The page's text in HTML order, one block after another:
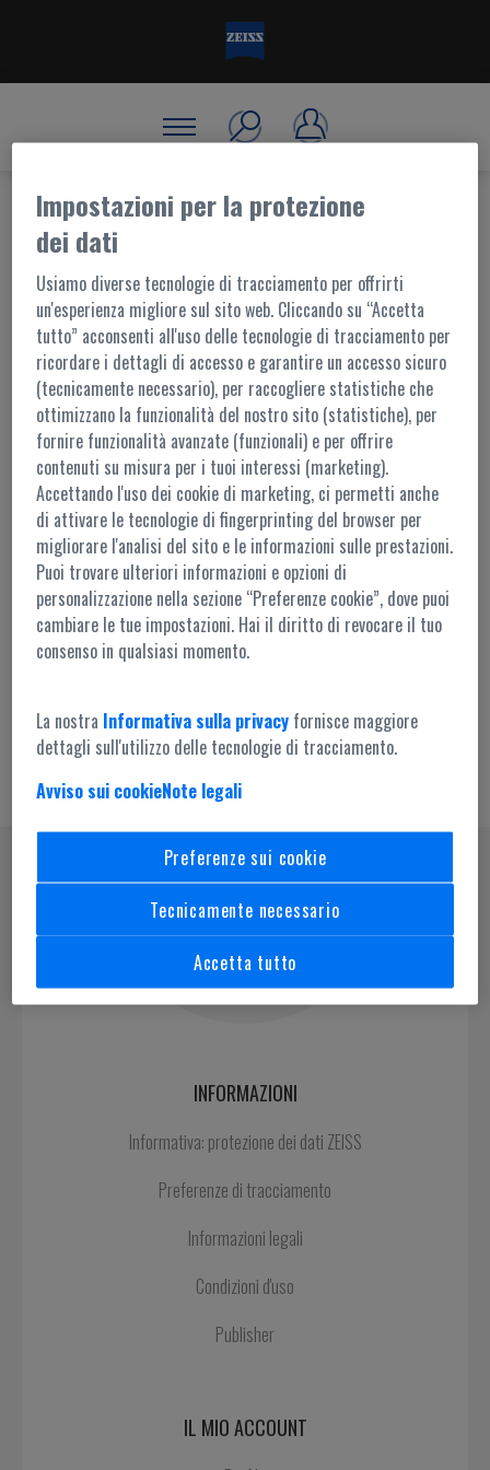
ACCESSO AL PORTALE
I contenuti di questo portale sono accessibili ai soli utenti registrati.
L'accesso è possibile tramiteMyZEISS
Per ulteriori informazioni,contattaci
Accesso amministrazione
INFORMAZIONI
Informativa: protezione dei dati ZEISS
Preferenze di tracciamento
Informazioni legali
Condizioni d'uso
Publisher
IL MIO ACCOUNT
Impostazioni per la protezione
dei dati
Usiamo diverse tecnologie di tracciamento per offrirti
un'esperienza migliore sul sito web. Cliccando su “Accetta
tutto” acconsenti all'uso delle tecnologie di tracciamento per
ricordare i dettagli di accesso e garantire un accesso sicuro
(tecnicamente necessario), per raccogliere statistiche che
ottimizzano la funzionalità del nostro sito (statistiche), per
fornire funzionalità avanzate (funzionali) e per offrire
contenuti su misura per i tuoi interessi (marketing).
Accettando l'uso dei cookie di marketing, ci permetti anche
di attivare le tecnologie di fingerprinting del browser per
migliorare l'analisi del sito e le informazioni sulle prestazioni.
Puoi trovare ulteriori informazioni e opzioni di
personalizzazione nella sezione “Preferenze cookie”, dove puoi
cambiare le tue impostazioni. Hai il diritto di revocare il tuo
consenso in qualsiasi momento.
La nostra Informativa sulla privacy fornisce maggiore
dettagli sull'utilizzo delle tecnologie di tracciamento.
Avviso sui cookieNote legali
Preferenze sui cookie
Tecnicamente necessario
Accetta tutto